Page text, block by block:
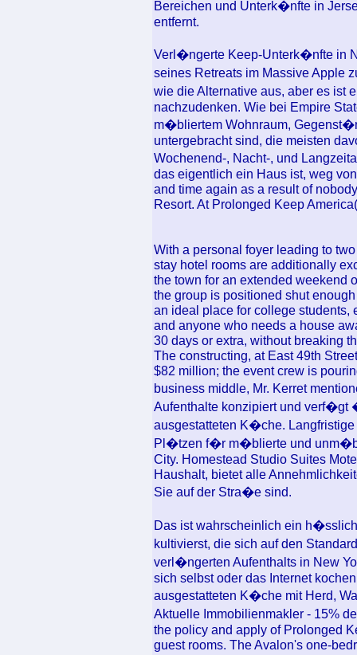
Bereichen und Unterk�nfte in
entfernt.
Verl�ngerte Keep-Unterk�nfte in
seines Retreats im Massive
wie die Alternative aus, aber es
nachzudenken. Wie bei Empire
m�bliertem Wohnraum,
untergebracht sind, die meisten
Wochenend-, Nacht-, und
das eigentlich ein Haus ist, weg
and time again as a result of
Resort. At Prolonged Keep
With a personal foyer leading to
stay hotel rooms are additionally
the town for an extended weekend
the group is positioned shut
an ideal place for college students,
and anyone who needs a house
30 days or extra, without breaking
The constructing, at East 49th
$82 million; the event crew is
business middle, Mr. Kerret
Aufenthalte konzipiert und verf�gt
ausgestatteten K�che.
Pl�tzen f�r m�blierte und
City. Homestead Studio Suites
Haushalt, bietet alle
Sie auf der Stra�e sind.
Das ist wahrscheinlich ein
kultivierst, die sich auf den
verl�ngerten Aufenthalts in New
sich selbst oder das Internet
ausgestatteten K�che mit Herd,
Aktuelle Immobilienmakler - 15%
the policy and apply of Prolonged
guest rooms. The Avalon's one-